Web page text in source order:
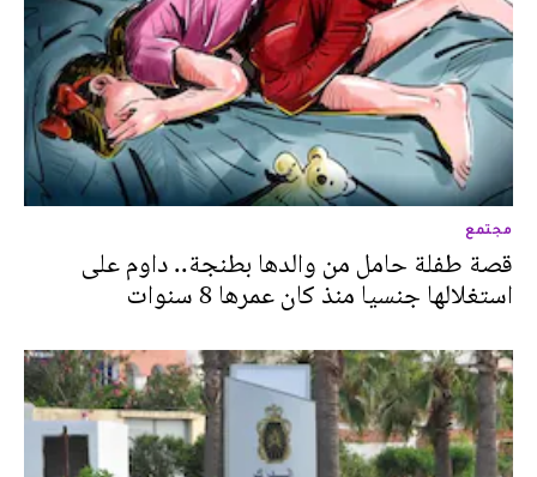
مجتمع
قصة طفلة حامل من والدها بطنجة.. داوم على
استغلالها جنسيا منذ كان عمرها 8 سنوات